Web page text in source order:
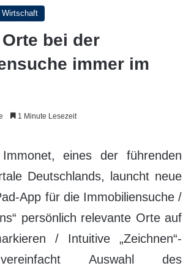
Wirtschaft
bei der
immer im
1 Minute Lesezeit
eines der führenden
Deutschlands, launcht neue
App für die Immobiliensuche /
persönlich relevante Orte auf
/ Intuitive „Zeichnen“-
Auswahl des